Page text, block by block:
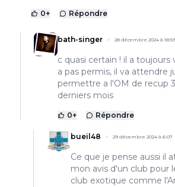
0+ Répondre
bath-singer 28 décembre 2024 à 18:59
c quasi certain ! il a
a pas permis, il va attendre
permettre a l'OM de recup
derniers mois
0+ Répondre
bueil48 29 décembre 2024 à 6:07
Ce que je pense aussi il
mon avis d'un club pour
club exotique comme